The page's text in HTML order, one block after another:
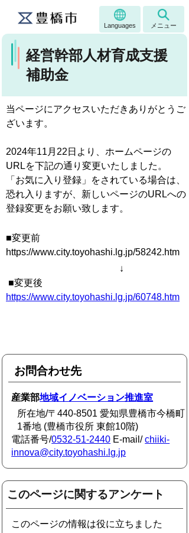
Languages メニュー
経営幹部人材育成支援
補助金
当ページにアクセスいただきありがとうご
ざいます。
2024年11月22日より、ホームページの
URLを下記の通り変更いたしました。
「お気に入り登録」をされている場合は、
恐れ入りますが、新しいページのURLへの
登録変更をお願い致します。
■変更前
https://www.city.toyohashi.lg.jp/58242.htm
↓
■変更後
https://www.city.toyohashi.lg.jp/60748.htm
お問合わせ先
産業部地域イノベーション推進室
所在地/〒440-8501 愛知県豊橋市今橋町
1番地 (豊橋市役所 東館10階)
電話番号/0532-51-2440 E-mail/chiiki-
innova@city.toyohashi.lg.jp
このページに関するアンケート
このページの情報は役に立ちました